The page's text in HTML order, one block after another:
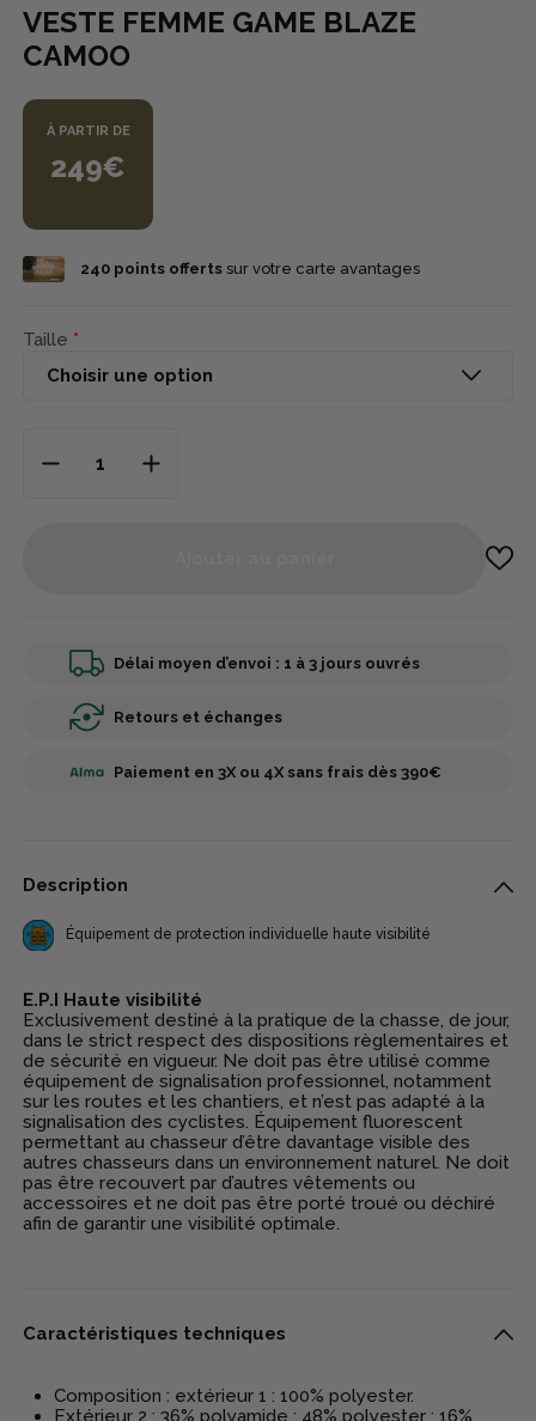
VESTE FEMME GAME BLAZE
CAMOO
À PARTIR DE
249€
240points offertssur votre carte avantages
Taille
Délai moyen d’envoi : 1 à 3 jours ouvrés
Retours et échanges
Paiement en 3X ou 4X sans frais dès 390€
Description
Équipement de protection individuelle haute visibilité
E.P.I Haute visibilité
Exclusivement destiné à la pratique de la chasse, de jour,
dans le strict respect des dispositions règlementaires et
de sécurité en vigueur. Ne doit pas être utilisé comme
équipement de signalisation professionnel, notamment
sur les routes et les chantiers, et n’est pas adapté à la
signalisation des cyclistes. Équipement fluorescent
permettant au chasseur d’être davantage visible des
autres chasseurs dans un environnement naturel. Ne doit
pas être recouvert par d’autres vêtements ou
accessoires et ne doit pas être porté troué ou déchiré
afin de garantir une visibilité optimale.
Caractéristiques techniques
Composition : extérieur 1 : 100% polyester.
Extérieur 2 : 36% polyamide ; 48% polyester ; 16%